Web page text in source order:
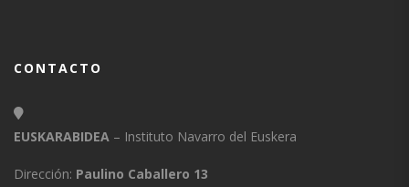
CONTACTO
EUSKARABIDEA – Instituto Navarro del Euskera
Dirección: Paulino Caballero 13